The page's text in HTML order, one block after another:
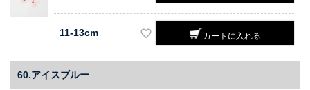
11-13cm カートに入れる
60.アイスブルー